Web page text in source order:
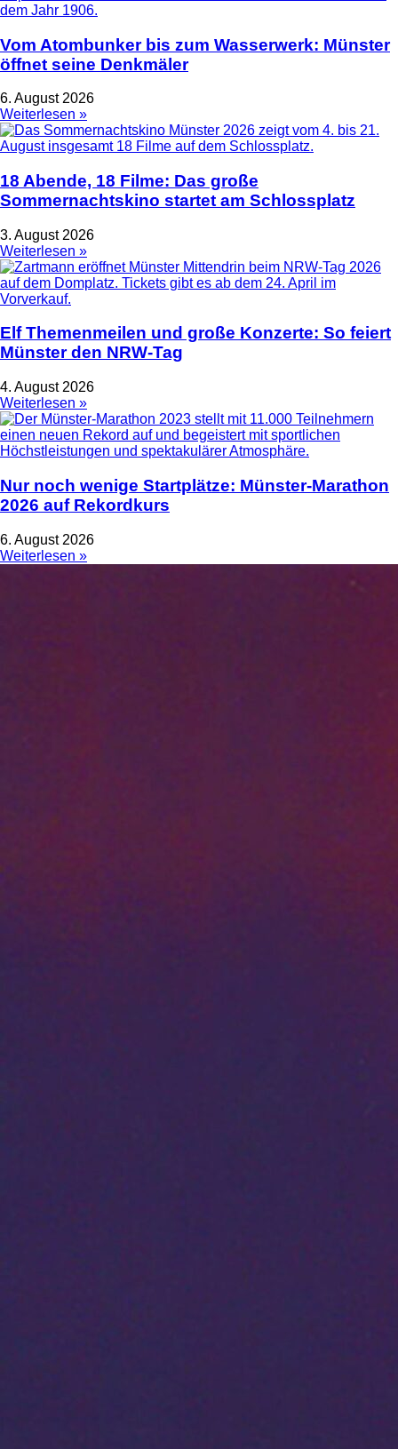
Vom Atombunker bis zum Wasserwerk: Münster
öffnet seine Denkmäler
6. August 2026
Weiterlesen »
18 Abende, 18 Filme: Das große
Sommernachtskino startet am Schlossplatz
3. August 2026
Weiterlesen »
Elf Themenmeilen und große Konzerte: So feiert
Münster den NRW-Tag
4. August 2026
Weiterlesen »
Nur noch wenige Startplätze: Münster-Marathon
2026 auf Rekordkurs
6. August 2026
Weiterlesen »